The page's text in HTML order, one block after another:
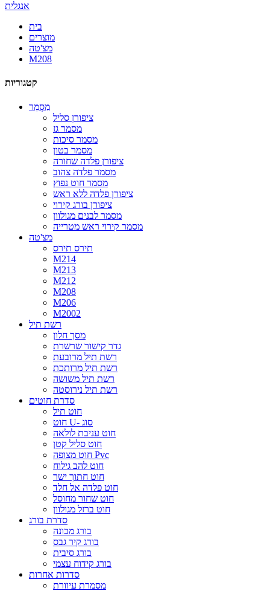
אנגלית
בית
מוצרים
מצ'טה
M208
קטגוריות
מַסְמֵר
ציפורן סליל
מסמר גז
מסמר סיכות
מסמר בטון
ציפורן פלדה שחורה
מסמר פלדה צהוב
מסמר חוט נפוץ
ציפורן פלדה ללא ראש
ציפורן בורג קירוי
מסמר לבנים מגולוון
מסמר קירוי ראש מטרייה
מצ'טה
תירס תירס
M214
M213
M212
M208
M206
M2002
רשת תיל
מסך חלון
גדר קישור שרשרת
רשת תיל מרובעת
רשת תיל מרותכת
רשת תיל משושה
רשת תיל נירוסטה
סדרת חוטים
חוט תיל
חוט U- סוג
חוט עניבת לולאה
חוט סליל קטן
חוט מצופה Pvc
חוט להב גילוח
חוט חתוך ישר
חוט פלדה אל חלד
חוט שחור מחוסל
חוט ברזל מגולוון
סדרת בורג
בורג מכונה
בורג קיר גבס
בורג סיבית
בורג קידוח עצמי
סדרות אחרות
מסמרת עיוורת